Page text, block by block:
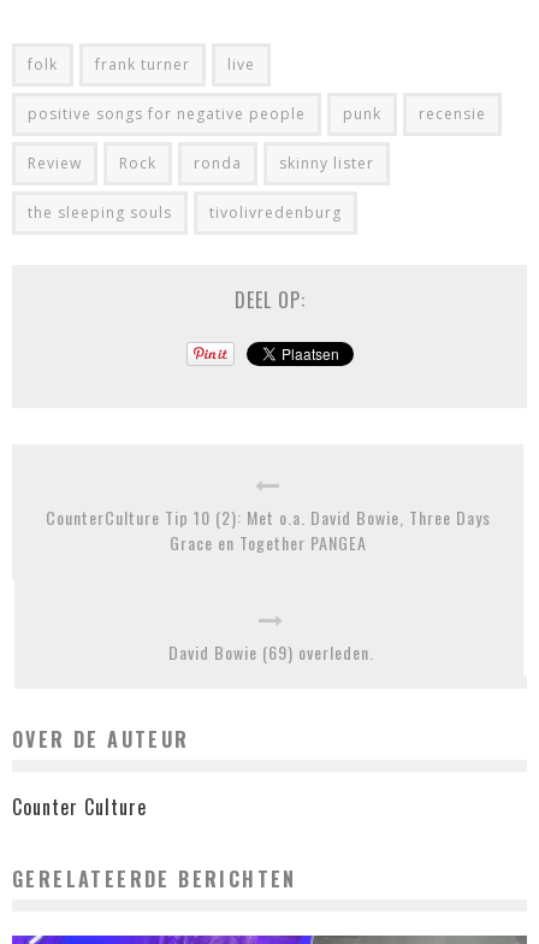
folk frank turner live
positive songs for negative people punk recensie
Review Rock ronda skinny lister
the sleeping souls tivolivredenburg
DEEL OP:
CounterCulture Tip 10 (2): Met o.a. David Bowie, Three Days
Grace en Together PANGEA
David Bowie (69) overleden.
OVER DE AUTEUR
Counter Culture
GERELATEERDE BERICHTEN